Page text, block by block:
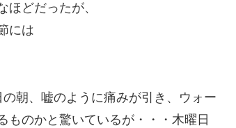
どだったが、
には
朝、嘘のように痛みが引き、ウォー
ものかと驚いているが・・・木曜日